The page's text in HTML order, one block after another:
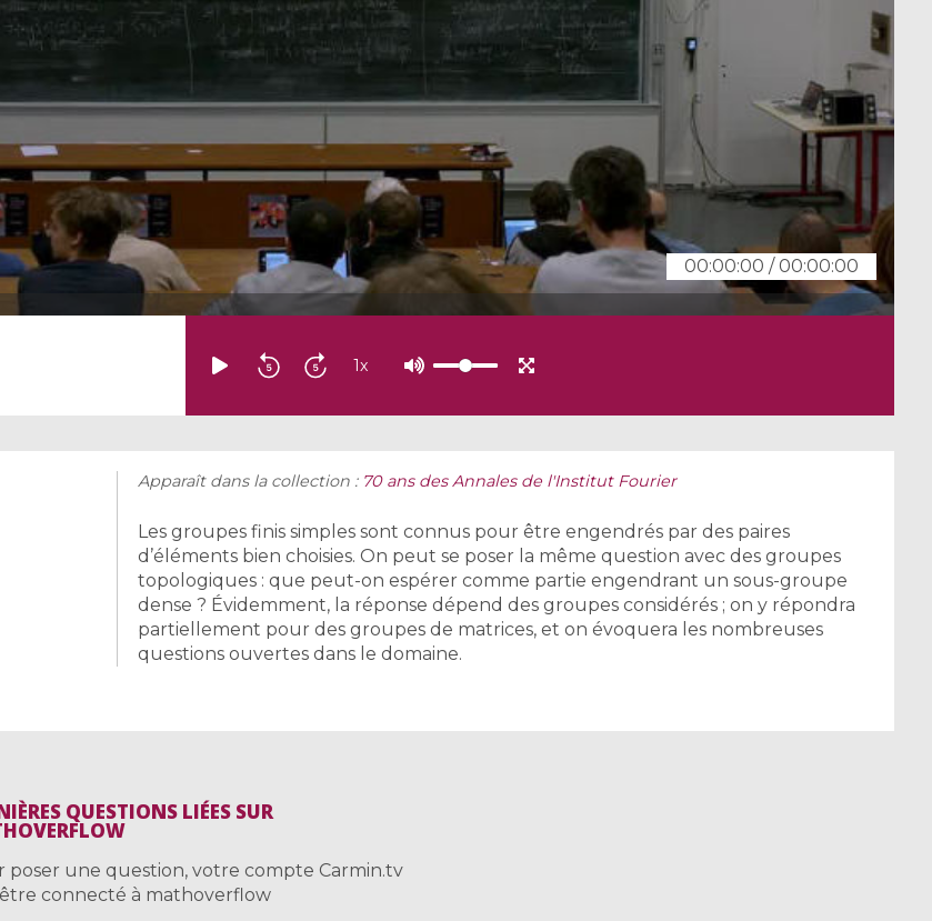
00:00:00 /00:00:00
1x
Apparaît dans la collection : 70 ans des Annales de l'Institut Fourier
Les groupes finis simples sont connus pour être engendrés par des paires
d’éléments bien choisies. On peut se poser la même question avec des groupes
topologiques : que peut-on espérer comme partie engendrant un sous-groupe
dense ? Évidemment, la réponse dépend des groupes considérés ; on y répondra
partiellement pour des groupes de matrices, et on évoquera les nombreuses
questions ouvertes dans le domaine.
QUESTIONS LIÉES SUR
poser une question, votre compte Carmin.tv
connecté à mathoverflow